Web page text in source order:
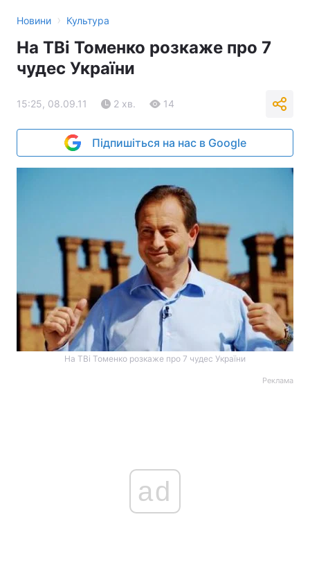
Новини › Культура
На ТВі Томенко розкаже про 7
чудес України
15:25, 08.09.11 2 хв. 14
Підпишіться на нас в Google
На ТВі Томенко розкаже про 7 чудес України
Реклама
ad